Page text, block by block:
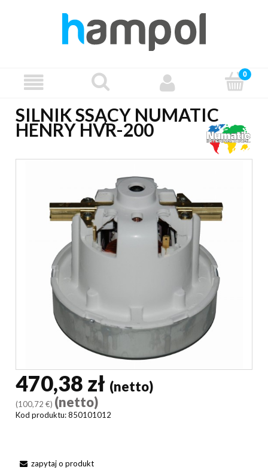
SILNIK SSĄCY NUMATIC
HENRY HVR-200
470,38 zł (netto)
(100,72 €) (netto)
Kod produktu:850101012
zapytaj o produkt